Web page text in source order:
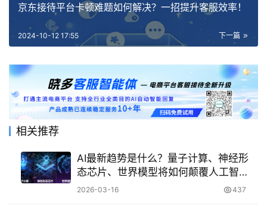
京东接待平台卡顿难题如何解决？一招提升客服效率！
下一篇
2024-10-12 17:55
相关推荐
AI最新趋势是什么？量子计算、神经形
态芯片、世界模型将如何颠覆人工智
能？三大前沿技术协同突破算力极限，
2026-03-16 437